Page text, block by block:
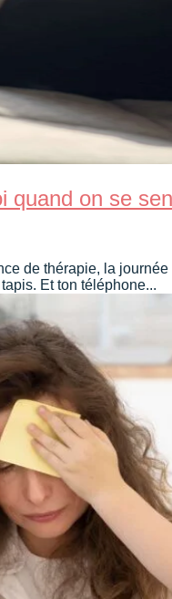
quand on se
de thérapie, la
Et ton téléphone...